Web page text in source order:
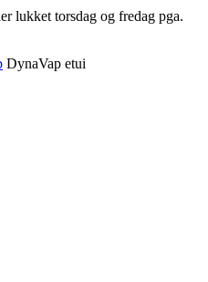
lukket torsdag og fredag pga.
DynaVap etui